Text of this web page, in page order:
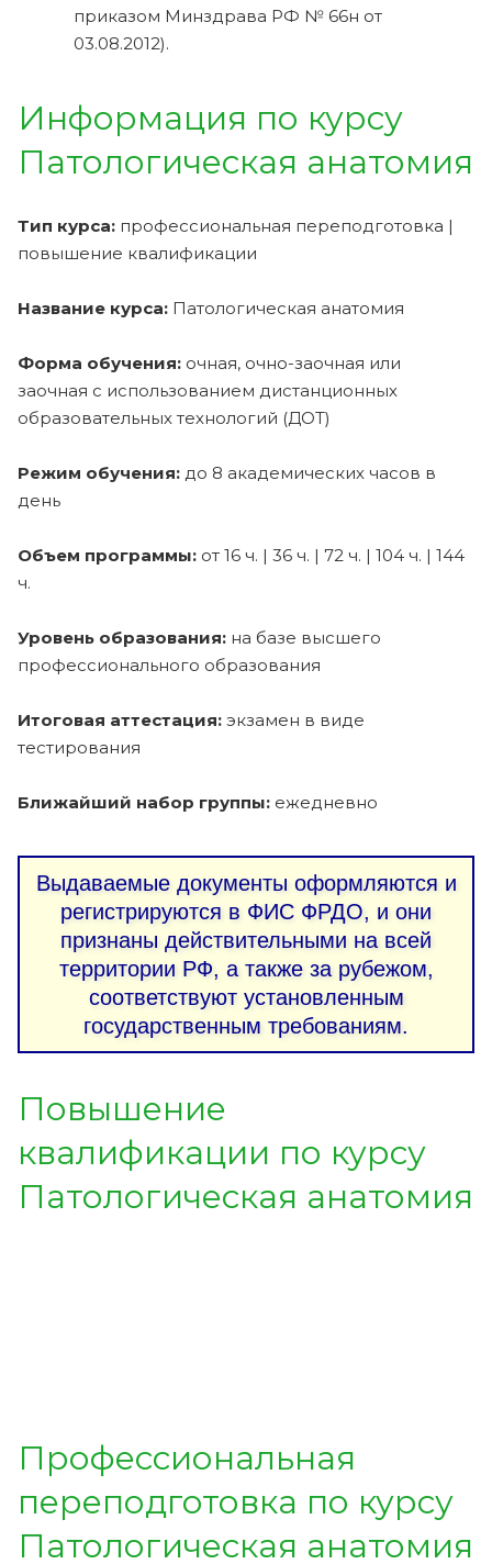
приказом Минздрава РФ № 66н от
03.08.2012).
Информация по курсу
Патологическая анатомия
Тип курса: профессиональная переподготовка |
повышение квалификации
Название курса: Патологическая анатомия
Форма обучения: очная, очно-заочная или
заочная с использованием дистанционных
образовательных технологий (ДОТ)
Режим обучения: до 8 академических часов в
день
Объем программы: от 16 ч. | 36 ч. | 72 ч. | 104 ч. | 144
ч.
Уровень образования: на базе высшего
профессионального образования
Итоговая аттестация: экзамен в виде
тестирования
Ближайший набор группы: ежедневно
Выдаваемые документы оформляются и
регистрируются в ФИС ФРДО, и они
признаны действительными на всей
территории РФ, а также за рубежом,
соответствуют установленным
государственным требованиям.
Повышение
квалификации по курсу
Патологическая анатомия
Профессиональная
переподготовка по курсу
Патологическая анатомия